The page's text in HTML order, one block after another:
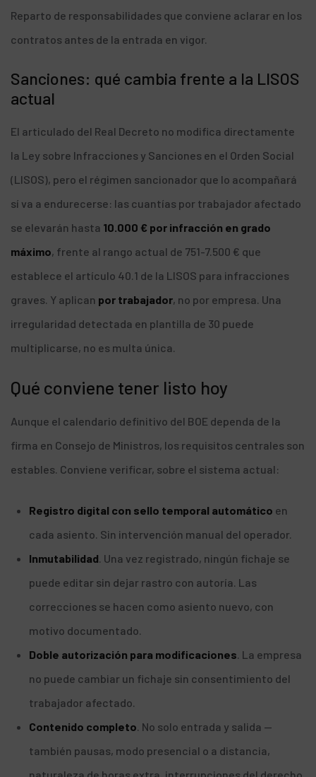
Reparto de responsabilidades que conviene aclarar en los
contratos antes de la entrada en vigor.
Sanciones: qué cambia frente a la LISOS
actual
El articulado del Real Decreto no modifica directamente
la Ley sobre Infracciones y Sanciones en el Orden Social
(LISOS), pero el régimen sancionador que lo acompañará
sí va a endurecerse: las cuantías por trabajador afectado
se elevarán hasta 10.000 € por infracción en grado
máximo, frente al rango actual de 751-7.500 € que
establece el artículo 40.1 de la LISOS para infracciones
graves. Y aplican por trabajador, no por empresa. Una
irregularidad detectada en plantilla de 30 puede
multiplicarse, no es multa única.
Qué conviene tener listo hoy
Aunque el calendario definitivo del BOE dependa de la
firma en Consejo de Ministros, los requisitos centrales son
estables. Conviene verificar, sobre el sistema actual:
Registro digital con sello temporal automático en
cada asiento. Sin intervención manual del operador.
Inmutabilidad. Una vez registrado, ningún fichaje se
puede editar sin dejar rastro con autoría. Las
correcciones se hacen como asiento nuevo, con
motivo documentado.
Doble autorización para modificaciones. La empresa
no puede cambiar un fichaje sin consentimiento del
trabajador afectado.
Contenido completo. No solo entrada y salida —
también pausas, modo presencial o a distancia,